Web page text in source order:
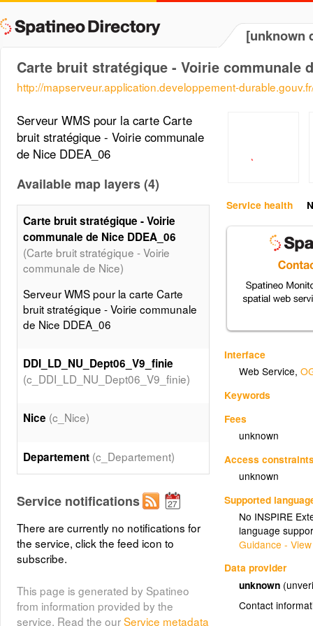
[unknown
Carte bruit stratégique - Voirie communale
http://mapserveur.application.developpement-
Service health
Interface
Web Service,
Keywords
Fees
unknown
Access
unknown
Supported
No INSPIRE
language
Guidance -
Data provider
unknown
Contact
Serveur WMS pour la carte Carte
bruit stratégique - Voirie communale
de Nice DDEA_06
Available map layers (4)
Carte bruit stratégique - Voirie
communale de Nice DDEA_06
(Carte bruit stratégique - Voirie
communale de Nice)
Serveur WMS pour la carte Carte
bruit stratégique - Voirie communale
de Nice DDEA_06
DDI_LD_NU_Dept06_V9_finie
(c_DDI_LD_NU_Dept06_V9_finie)
Nice (c_Nice)
Departement (c_Departement)
Service notifications
There are currently no notifications for
the service, click the feed icon to
subscribe.
This page is generated by Spatineo
from information provided by the
service. Read the ourService metadata